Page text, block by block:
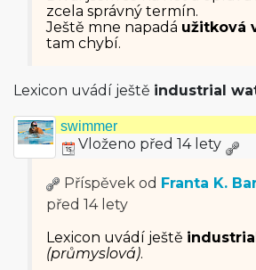
zcela správný termín.
Ještě mne napadá užitková
tam chybí.
Lexicon uvádí ještě industrial
swimmer
Vloženo před 14 lety
Příspěvek od Franta K.
před 14 lety
Lexicon uvádí ještě
(průmyslová).